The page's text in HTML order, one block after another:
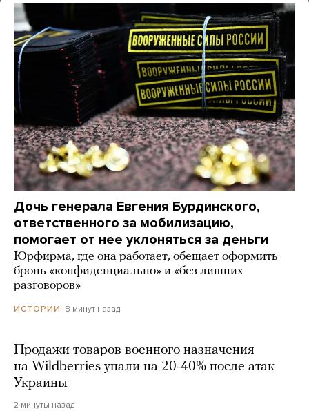
Дочь генерала Евгения Бурдинского,
ответственного за мобилизацию,
помогает от нее уклоняться за деньги
Юрфирма, где она работает, обещает оформить
бронь «конфиденциально» и «без лишних
разговоров»
ИСТОРИИ 8 минут назад
Продажи товаров военного назначения
на Wildberries упали на 20-40% после атак
Украины
2 минуты назад